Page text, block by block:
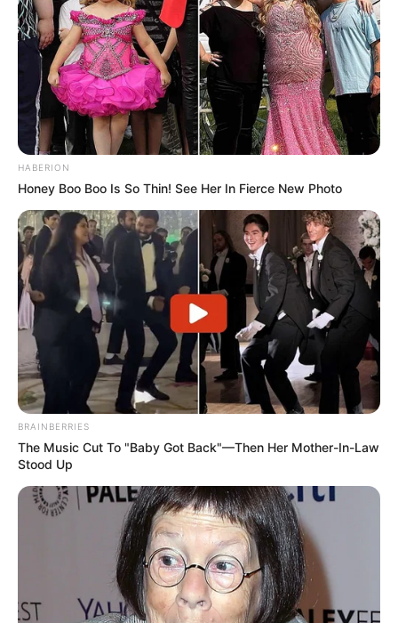
HABERION
Honey Boo Boo Is So Thin! See Her In Fierce New Photo
BRAINBERRIES
The Music Cut To "Baby Got Back"—Then Her Mother-In-Law
Stood Up